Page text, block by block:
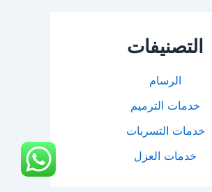
التصنيفات
الرسام
خدمات الترميم
خدمات التسربات
خدمات العزل